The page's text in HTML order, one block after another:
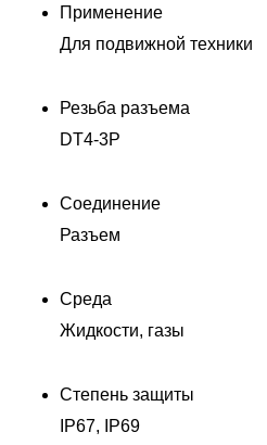
Применение
Для подвижной техники
Резьба разъема
DT4-3P
Соединение
Разъем
Среда
Жидкости, газы
Степень защиты
IP67, IP69